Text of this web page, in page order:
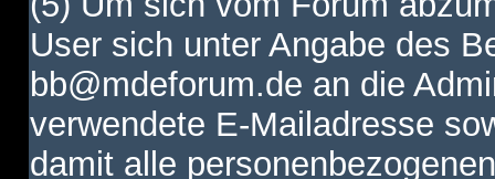
User sich unter Angabe des
bb@mdeforum.de an die
verwendete E-Mailadresse
damit alle